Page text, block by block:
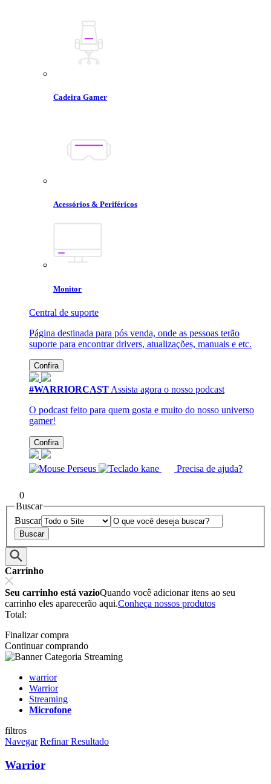
Cadeira Gamer
Acessórios & Periféricos
Monitor
Central de suporte
Página destinada para pós venda, onde as pessoas terão
suporte para encontrar drivers, atualizações, manuais e etc.
Confira
#WARRIORCAST Assista agora o nosso podcast
O podcast feito para quem gosta e muito do nosso universo
gamer!
Confira
Precisa de ajuda?
0
Buscar
Buscar
Carrinho
Seu carrinho está vazioQuando você adicionar itens ao seu
carrinho eles aparecerão aqui.Conheça nossos produtos
Total:
Finalizar compra
Continuar comprando
warrior
Warrior
Streaming
Microfone
filtros
Navegar Refinar Resultado
Warrior